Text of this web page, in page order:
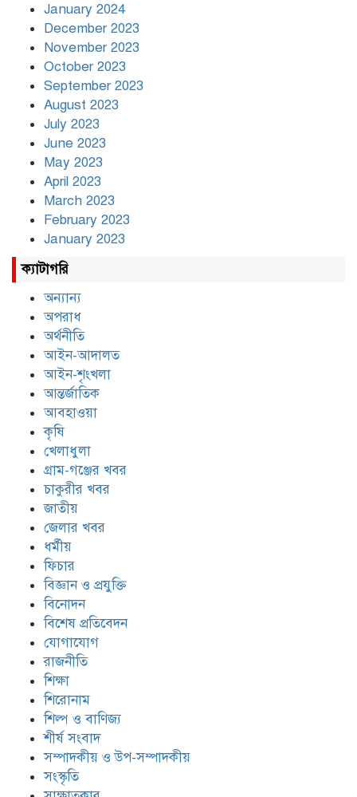
January 2024
December 2023
November 2023
October 2023
September 2023
August 2023
July 2023
June 2023
May 2023
April 2023
March 2023
February 2023
January 2023
ক্যাটাগরি
অন্যান্য
অপরাধ
অর্থনীতি
আইন-আদালত
আইন-শৃংখলা
আন্তর্জাতিক
আবহাওয়া
কৃষি
খেলাধুলা
গ্রাম-গঞ্জের খবর
চাকুরীর খবর
জাতীয়
জেলার খবর
ধর্মীয়
ফিচার
বিজ্ঞান ও প্রযুক্তি
বিনোদন
বিশেষ প্রতিবেদন
যোগাযোগ
রাজনীতি
শিক্ষা
শিরোনাম
শিল্প ও বাণিজ্য
শীর্ষ সংবাদ
সম্পাদকীয় ও উপ-সম্পাদকীয়
সংস্কৃতি